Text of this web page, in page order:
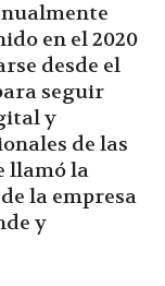
en el 2020
desde el
seguir
y
de las
llamó la
la empresa
y